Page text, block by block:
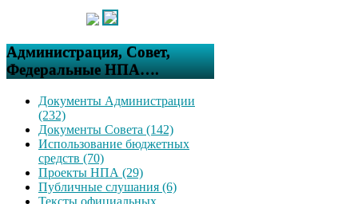
Администрация, Совет,
Федеральные НПА….
Документы Администрации
(232)
Документы Совета (142)
Использование бюджетных
средств (70)
Проекты НПА (29)
Публичные слушания (6)
Тексты официальных